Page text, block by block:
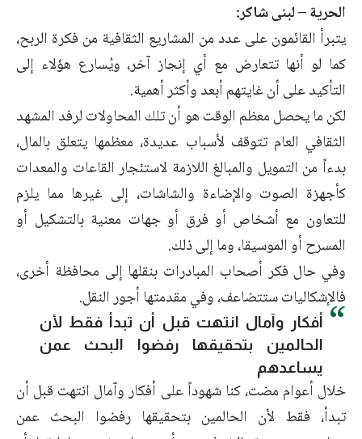
الحرية – لبنى شاكر:
يتبرأ القائمون على عدد من المشاريع الثقافية من فكرة الربح،
كما لو أنها تتعارض مع أي إنجاز آخر، ويُسارع هؤلاء إلى
التأكيد على أن غايتهم أبعد وأكثر أهمية.
لكن ما يحصل معظم الوقت هو أن تلك المحاولات لرفد المشهد
الثقافي العام تتوقف لأسباب عديدة، معظمها يتعلق بالمال،
بدءاً من التمويل والمبالغ اللازمة لاستئجار القاعات والمعدات
كأجهزة الصوت والإضاءة والشاشات، إلى غيرها مما يلزم
للتعاون مع أشخاص أو فرق أو جهات معنية بالتشكيل أو
المسرح أو الموسيقا، وما إلى ذلك.
وفي حال فكر أصحاب المبادرات بنقلها إلى محافظة أخرى،
فالإشكاليات ستتضاعف، وفي مقدمتها أجور النقل.
أفكار وآمال انتهت قبل أن تبدأ فقط لأن
الحالمين بتحقيقها رفضوا البحث عمن
يساعدهم
خلال أعوام مضت، كنا شهوداً على أفكار وآمال انتهت قبل أن
تبدأ، فقط لأن الحالمين بتحقيقها رفضوا البحث عمن